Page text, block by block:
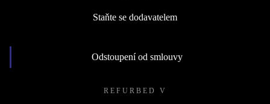
Staňte se dodavatelem
Odstoupení od smlouvy
REFURBED V